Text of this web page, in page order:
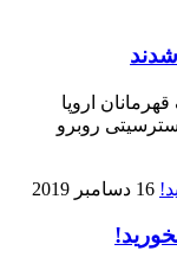
اروپا
روبرو
16 دسامبر 2019